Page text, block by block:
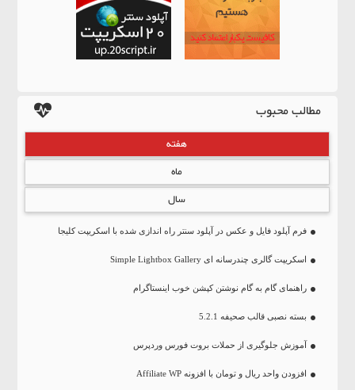
مطالب محبوب
هفته
ماه
سال
فرم آپلود فایل و عکس در آپلود سنتر راه اندازی شده با اسکریپت کلیجا
اسکریپت گالری چندرسانه ای Simple Lightbox Gallery
راهنمای گام به گام نوشتن کپشن خوب اینستاگرام
بسته نصبی قالب صحیفه 5.2.1
آموزش جلوگیری از حملات بروت فورس وردپرس
افزودن واحد ریال و تومان با افزونه Affiliate WP